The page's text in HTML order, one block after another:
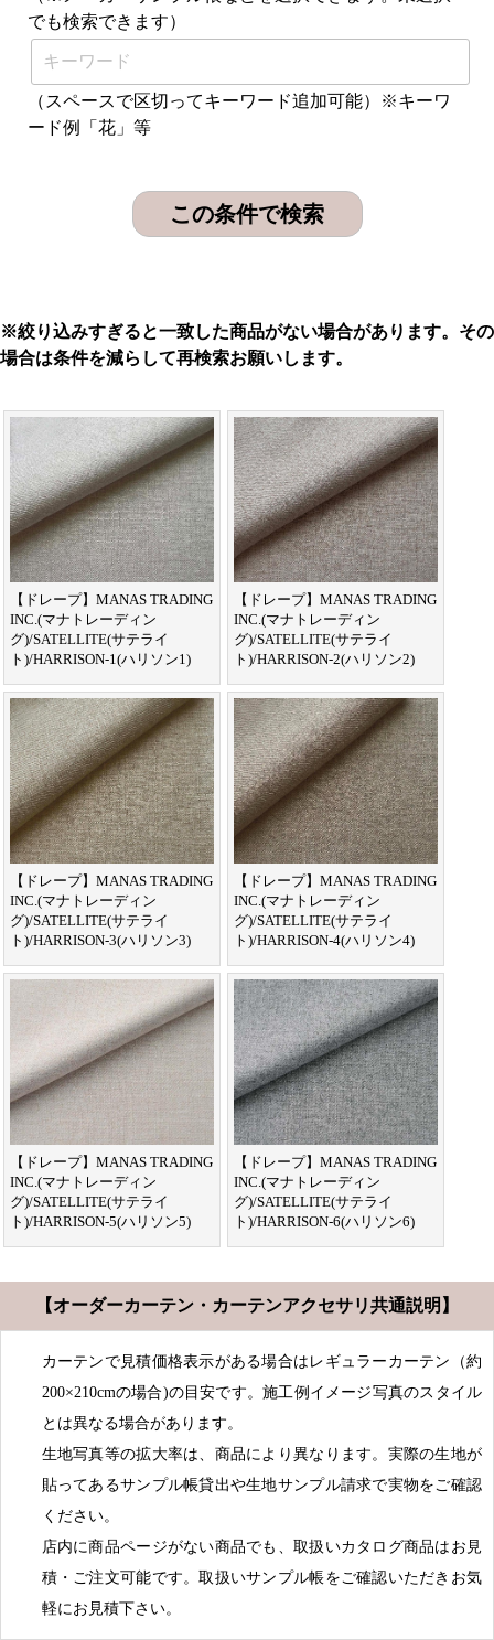
でも検索できます）
（スペースで区切ってキーワード追加可能）※キーワ
ード例「花」等
※絞り込みすぎると一致した商品がない場合があります。その
場合は条件を減らして再検索お願いします。
【ドレープ】MANAS TRADING
INC.(マナトレーディン
グ)/SATELLITE(サテライ
ト)/HARRISON-1(ハリソン1)
【ドレープ】MANAS TRADING
INC.(マナトレーディン
グ)/SATELLITE(サテライ
ト)/HARRISON-2(ハリソン2)
【ドレープ】MANAS TRADING
INC.(マナトレーディン
グ)/SATELLITE(サテライ
ト)/HARRISON-3(ハリソン3)
【ドレープ】MANAS TRADING
INC.(マナトレーディン
グ)/SATELLITE(サテライ
ト)/HARRISON-4(ハリソン4)
【ドレープ】MANAS TRADING
INC.(マナトレーディン
グ)/SATELLITE(サテライ
ト)/HARRISON-5(ハリソン5)
【ドレープ】MANAS TRADING
INC.(マナトレーディン
グ)/SATELLITE(サテライ
ト)/HARRISON-6(ハリソン6)
【オーダーカーテン・カーテンアクセサリ共通説明】
カーテンで見積価格表示がある場合はレギュラーカーテン（約
200×210cmの場合)の目安です。施工例イメージ写真のスタイル
とは異なる場合があります。
生地写真等の拡大率は、商品により異なります。実際の生地が
貼ってあるサンプル帳貸出や生地サンプル請求で実物をご確認
ください。
店内に商品ページがない商品でも、取扱いカタログ商品はお見
積・ご注文可能です。取扱いサンプル帳をご確認いただきお気
軽にお見積下さい。